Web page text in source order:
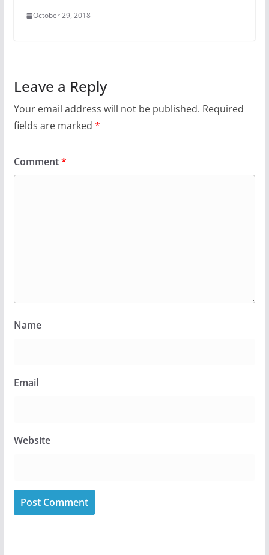
October 29, 2018
Leave a Reply
Your email address will not be published. Required
fields are marked *
Comment*
Name
Email
Website